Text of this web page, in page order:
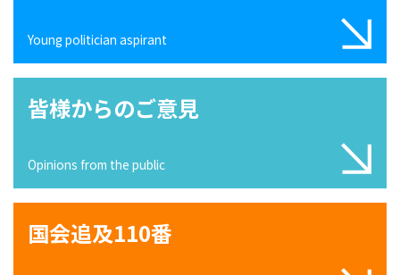
Young politician aspirant
皆様からのご意見
Opinions from the public
国会追及110番